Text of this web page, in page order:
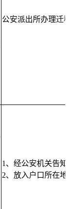
公安派出所办理迁
1 、经公安机关告知
2、放入户口所在